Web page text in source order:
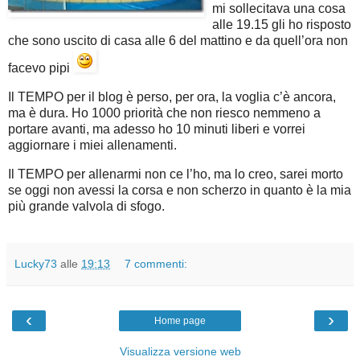
mi sollecitava una cosa
alle 19.15 gli ho risposto
che sono uscito di casa alle 6 del mattino e da quell’ora non
facevo pipi
Il TEMPO per il blog è perso, per ora, la voglia c’è ancora,
ma è dura. Ho 1000 priorità che non riesco nemmeno a
portare avanti, ma adesso ho 10 minuti liberi e vorrei
aggiornare i miei allenamenti.
Il TEMPO per allenarmi non ce l’ho, ma lo creo, sarei morto
se oggi non avessi la corsa e non scherzo in quanto è la mia
più grande valvola di sfogo.
Lucky73 alle 19:13 7 commenti:
‹ ›
Home page
Visualizza versione web